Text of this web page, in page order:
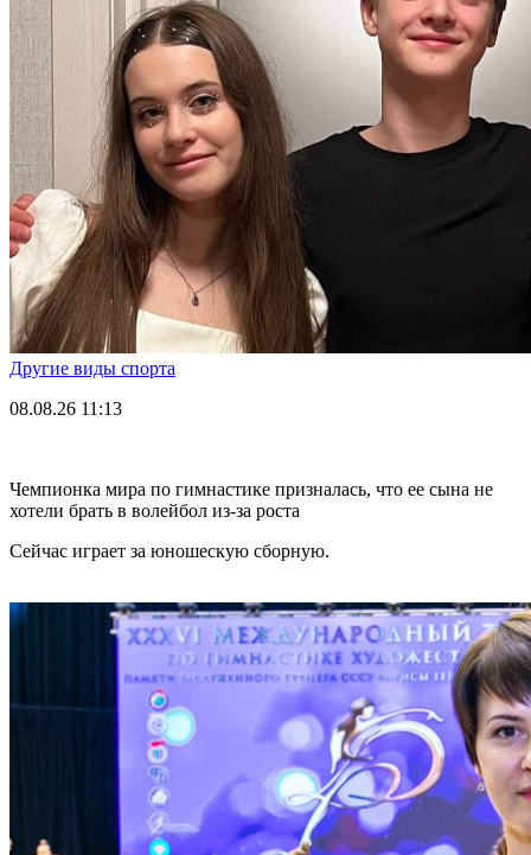
Другие виды спорта
08.08.26 11:13
Чемпионка мира по гимнастике призналась, что ее сына не
хотели брать в волейбол из-за роста
Сейчас играет за юношескую сборную.